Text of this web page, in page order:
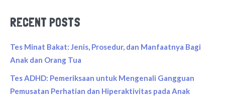
RECENT POSTS
Tes Minat Bakat: Jenis, Prosedur, dan Manfaatnya Bagi
Anak dan Orang Tua
Tes ADHD: Pemeriksaan untuk Mengenali Gangguan
Pemusatan Perhatian dan Hiperaktivitas pada Anak